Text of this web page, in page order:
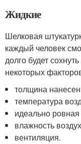
Жидкие
Шелковая
каждый человек
долго будет
некоторых
толщина
температура
идеально
влажность
вентиляция.